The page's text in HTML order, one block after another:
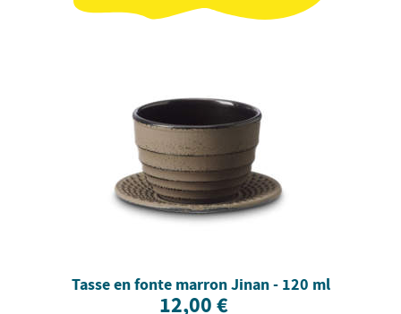
Tasse en fonte marron Jinan - 120 ml
12,00 €